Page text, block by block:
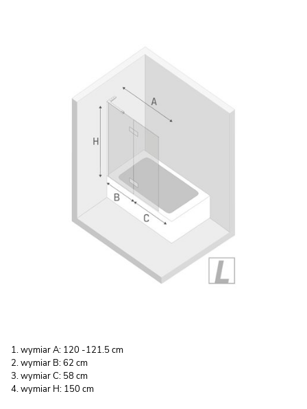
wymiar A: 120 -121.5 cm
wymiar B: 62 cm
wymiar C: 58 cm
wymiar H: 150 cm